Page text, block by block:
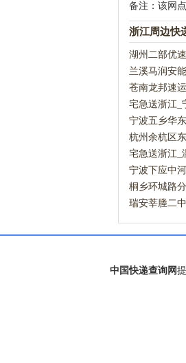
备注：该网
浙江周边快
湖州二部优
兰溪马润安
苍南龙邦速
宅急送浙江_
部营业点宅
宁波五乡华
杭州余杭区
宅急送浙江_
宁波下应中
桐乡环城路
瑞安莘塍二
中国快递查询网